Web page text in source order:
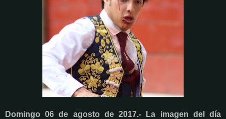
Domingo 06 de agosto de 2017.- La imagen del día